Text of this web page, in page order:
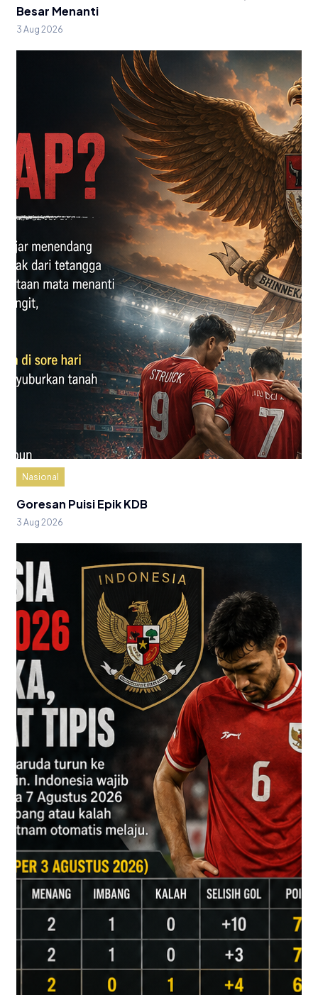
Besar Menanti
3 Aug 2026
Nasional
Goresan Puisi Epik KDB
3 Aug 2026